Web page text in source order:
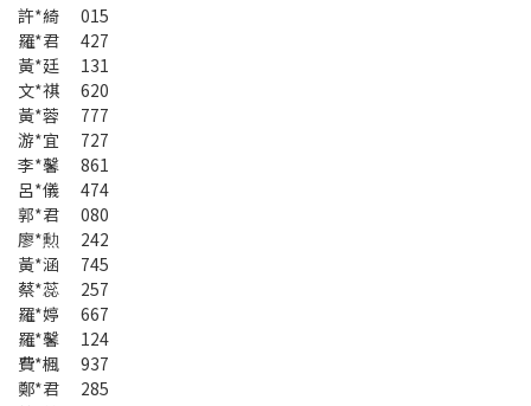
許*綺 015
羅*君 427
黃*廷 131
文*祺 620
黃*蓉 777
游*宜 727
李*馨 861
呂*儀 474
郭*君 080
廖*勲 242
黃*涵 745
蔡*蕊 257
羅*婷 667
羅*馨 124
費*楓 937
鄭*君 285